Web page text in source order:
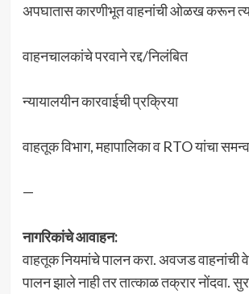
अपघातास कारणीभूत वाहनांची ओळख करून
वाहनचालकांचे परवाने रद्द/निलंबित
न्यायालयीन कारवाईची प्रक्रिया
वाहतूक विभाग, महापालिका व RTO यांचा
—
नागरिकांचे आवाहन:
वाहतूक नियमांचे पालन करा. अवजड वाहनांची
पालन झाले नाही तर तात्काळ तक्रार नोंदवा.